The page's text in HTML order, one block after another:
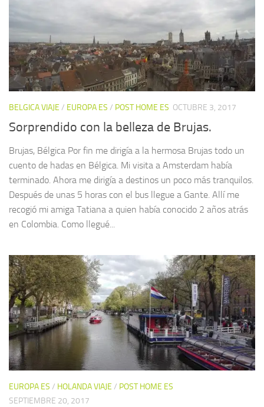
BELGICA VIAJE / EUROPA ES / POST HOME ES OCTUBRE 3, 2017
Sorprendido con la belleza de Brujas.
Brujas, Bélgica Por fin me dirigía a la hermosa Brujas todo un
cuento de hadas en Bélgica. Mi visita a Amsterdam había
terminado. Ahora me dirigía a destinos un poco más tranquilos.
Después de unas 5 horas con el bus llegue a Gante. Allí me
recogió mi amiga Tatiana a quien había conocido 2 años atrás
en Colombia. Como llegué...
EUROPA ES / HOLANDA VIAJE / POST HOME ES
SEPTIEMBRE 20, 2017